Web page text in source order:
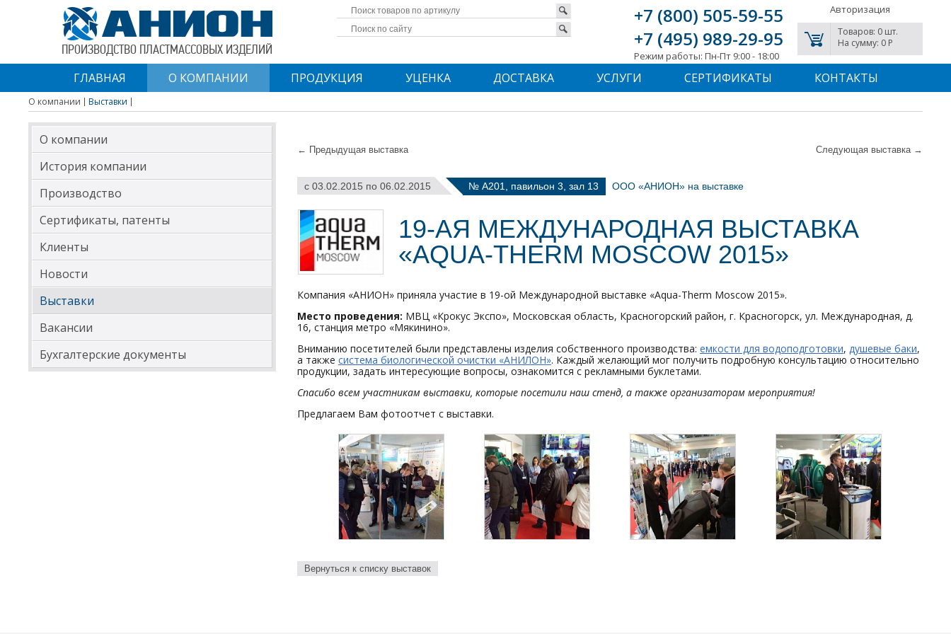
+7 (800) 505-59-55
+7 (495) 989-29-95
Режим работы: Пн-Пт 9:00 - 18:00
Авторизация
Товаров: 0 шт.
На сумму: 0 P
ПРОИЗВОДСТВО ПЛАСТМАССОВЫХ ИЗДЕЛИЙ
ГЛАВНАЯ О КОМПАНИИ ПРОДУКЦИЯ УЦЕНКА ДОСТАВКА УСЛУГИ СЕРТИФИКАТЫ КОНТАКТЫ
О компании Выставки
О компании
История компании
Производство
Сертификаты, патенты
Клиенты
Новости
Выставки
Вакансии
Бухгалтерские документы
Следующая выставка →
← Предыдущая выставка
с 03.02.2015 по 06.02.2015 № А201, павильон 3, зал 13 ООО «АНИОН» на выставке
19-АЯ МЕЖДУНАРОДНАЯ ВЫСТАВКА
«AQUA-THERM MOSCOW 2015»
Компания «АНИОН» приняла участие в 19-ой Международной выставке «Aqua-Therm Moscow 2015».
Место проведения: МВЦ «Крокус Экспо», Московская область, Красногорский район, г. Красногорск, ул. Международная, д.
16, станция метро «Мякинино».
Вниманию посетителей были представлены изделия собственного производства: емкости для водоподготовки, душевые баки,
а также система биологической очистки «АНИЛОН». Каждый желающий мог получить подробную консультацию относительно
продукции, задать интересующие вопросы, ознакомится с рекламными буклетами.
Спасибо всем участникам выставки, которые посетили наш стенд, а также организаторам мероприятия!
Предлагаем Вам фотоотчет с выставки.
Вернуться к списку выставок